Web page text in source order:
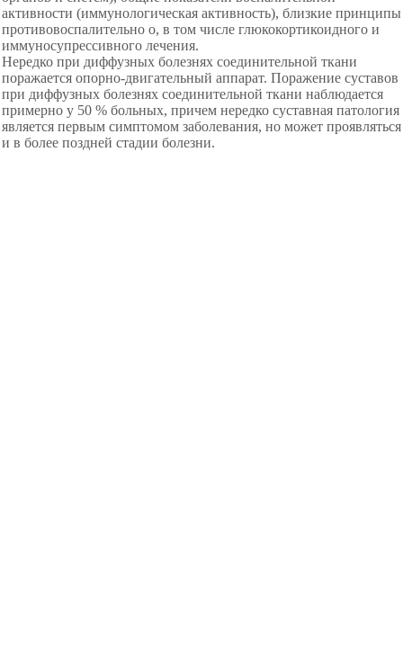
активности (иммунологическая активность), близкие принципы
противовоспалительно о, в том числе глюкокортикоидного и
иммуносупрессивного лечения.
Нередко при диффузных болезнях соединительной ткани
поражается опорно-двигательный аппарат. Поражение суставов
при диффузных болезнях соединительной ткани наблюдается
примерно у 50 % больных, причем нередко суставная патология
является первым симптомом заболевания, но может проявляться
и в более поздней стадии болезни.